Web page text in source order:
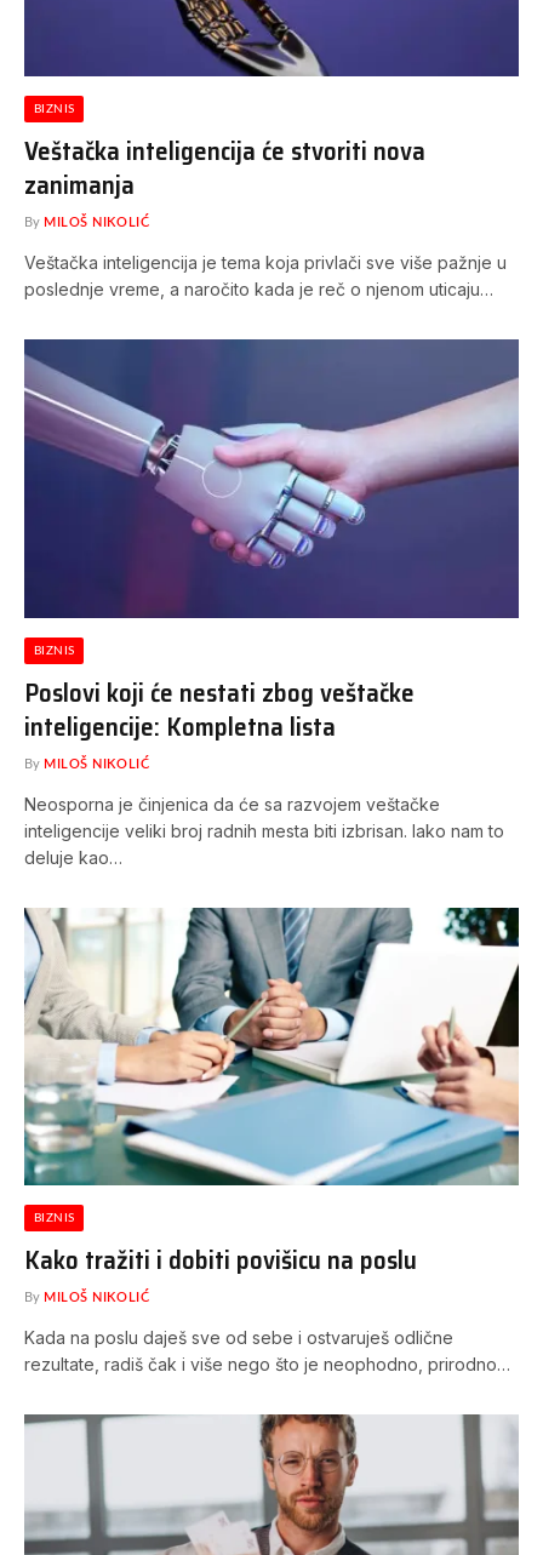
BIZNIS
Veštačka inteligencija će stvoriti nova
zanimanja
By MILOŠ NIKOLIĆ
Veštačka inteligencija je tema koja privlači sve više pažnje u
poslednje vreme, a naročito kada je reč o njenom uticaju…
BIZNIS
Poslovi koji će nestati zbog veštačke
inteligencije: Kompletna lista
By MILOŠ NIKOLIĆ
Neosporna je činjenica da će sa razvojem veštačke
inteligencije veliki broj radnih mesta biti izbrisan. Iako nam to
deluje kao…
BIZNIS
Kako tražiti i dobiti povišicu na poslu
By MILOŠ NIKOLIĆ
Kada na poslu daješ sve od sebe i ostvaruješ odlične
rezultate, radiš čak i više nego što je neophodno, prirodno…